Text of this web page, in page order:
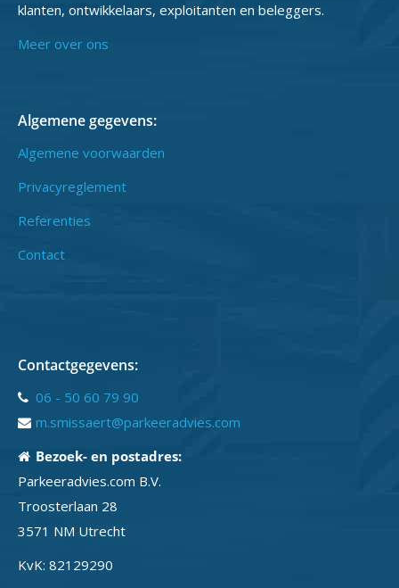
klanten, ontwikkelaars, exploitanten en beleggers.
Meer over ons
Algemene gegevens:
Algemene voorwaarden
Privacyreglement
Referenties
Contact
Contactgegevens:
06 - 50 60 79 90
m.smissaert@parkeeradvies.com
Bezoek- en postadres:
Parkeeradvies.com B.V.
Troosterlaan 28
3571 NM Utrecht
KvK: 82129290